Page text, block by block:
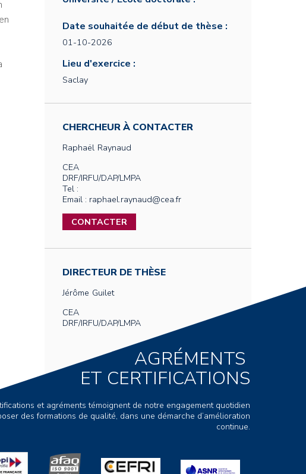
Date souhaitée de début de thèse :
01-10-2026
Lieu d'exercice :
Saclay
CHERCHEUR À CONTACTER
Raphaël Raynaud
CEA
DRF/IRFU/DAP/LMPA
Tel :
Email : raphael.raynaud@cea.fr
CONTACTER
DIRECTEUR DE THÈSE
Jérôme Guilet
CEA
DRF/IRFU/DAP/LMPA
AGRÉMENTS
ET CERTIFICATIONS
et agréments témoignent de notre engagement quotidien
des formations de qualité, dans une démarche d’amélioration
continue.